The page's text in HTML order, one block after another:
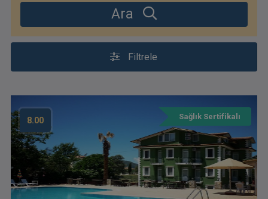
Ara
Filtrele
8.00 Sağlık Sertifikalı